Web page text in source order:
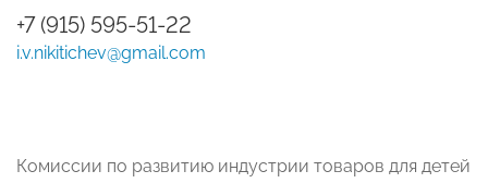
+7 (915) 595-51-22
i.v.nikitichev@gmail.com
Комиссии по развитию индустрии товаров для детей